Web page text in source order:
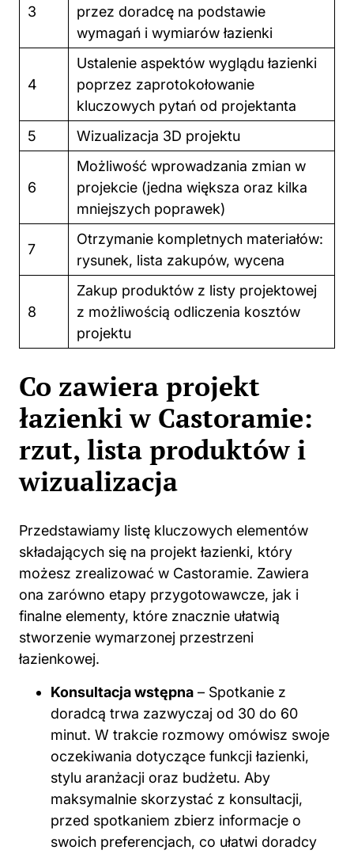
3
przez doradcę na podstawie
wymagań i wymiarów łazienki
4
Ustalenie aspektów wyglądu łazienki
poprzez zaprotokołowanie
kluczowych pytań od projektanta
5
Wizualizacja 3D projektu
6
Możliwość wprowadzania zmian w
projekcie (jedna większa oraz kilka
mniejszych poprawek)
7
Otrzymanie kompletnych materiałów:
rysunek, lista zakupów, wycena
8
Zakup produktów z listy projektowej
z możliwością odliczenia kosztów
projektu
Co zawiera projekt
łazienki w Castoramie:
rzut, lista produktów i
wizualizacja
Przedstawiamy listę kluczowych elementów
składających się na projekt łazienki, który
możesz zrealizować w Castoramie. Zawiera
ona zarówno etapy przygotowawcze, jak i
finalne elementy, które znacznie ułatwią
stworzenie wymarzonej przestrzeni
łazienkowej.
Konsultacja wstępna – Spotkanie z
doradcą trwa zazwyczaj od 30 do 60
minut. W trakcie rozmowy omówisz swoje
oczekiwania dotyczące funkcji łazienki,
stylu aranżacji oraz budżetu. Aby
maksymalnie skorzystać z konsultacji,
przed spotkaniem zbierz informacje o
swoich preferencjach, co ułatwi doradcy